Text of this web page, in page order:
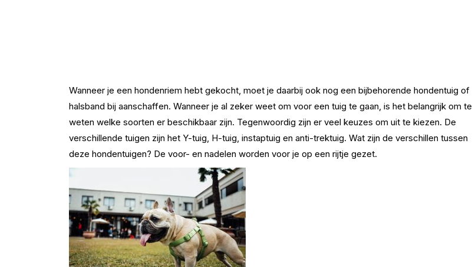
Wanneer je een hondenriem hebt gekocht, moet je daarbij ook nog een bijbehorende hondentuig of
halsband bij aanschaffen. Wanneer je al zeker weet om voor een tuig te gaan, is het belangrijk om te
weten welke soorten er beschikbaar zijn. Tegenwoordig zijn er veel keuzes om uit te kiezen. De
verschillende tuigen zijn het Y-tuig, H-tuig, instaptuig en anti-trektuig. Wat zijn de verschillen tussen
deze hondentuigen? De voor- en nadelen worden voor je op een rijtje gezet.